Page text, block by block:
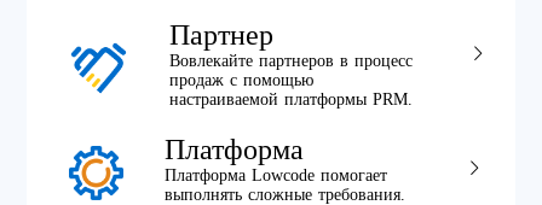
Партнер
Вовлекайте партнеров в процесс
продаж с помощью
настраиваемой платформы PRM.
Платформа
Платформа Lowcode помогает
выполнять сложные требования.